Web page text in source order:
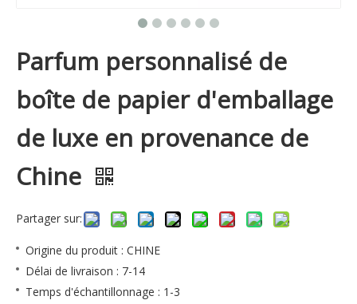
Parfum personnalisé de
boîte de papier d'emballage
de luxe en provenance de
Chine
Partager sur:
Origine du produit : CHINE
Délai de livraison : 7-14
Temps d'échantillonnage : 1-3